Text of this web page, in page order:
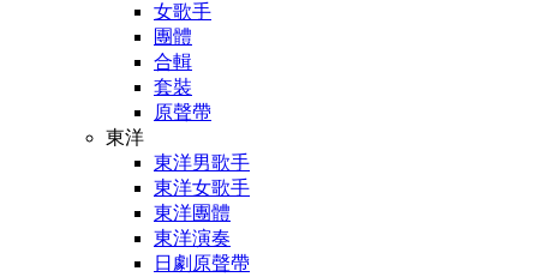
女歌手
團體
合輯
套裝
原聲帶
東洋
東洋男歌手
東洋女歌手
東洋團體
東洋演奏
日劇原聲帶